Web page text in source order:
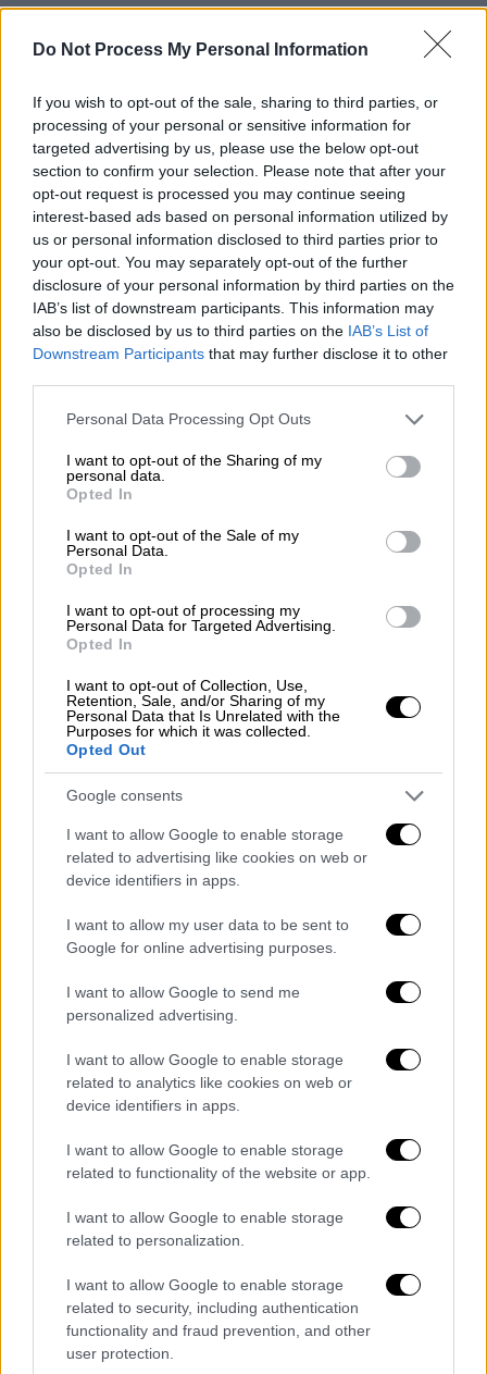
Do Not Process My Personal Information
If you wish to opt-out of the sale, sharing to third parties, or
processing of your personal or sensitive information for
targeted advertising by us, please use the below opt-out
section to confirm your selection. Please note that after your
opt-out request is processed you may continue seeing
interest-based ads based on personal information utilized by
us or personal information disclosed to third parties prior to
your opt-out. You may separately opt-out of the further
disclosure of your personal information by third parties on the
IAB’s list of downstream participants. This information may
also be disclosed by us to third parties on the IAB’s List of
Downstream Participants that may further disclose it to other
Please note that this website/app uses one or more Google
not limited to your visit or usage behaviour. You may click to
grant or deny consent to Google and its third-party tags to
use your data for below specified purposes in below Google
consent section.
Personal Data Processing Opt Outs
I want to opt-out of the Sharing of my
personal data.
Opted In
I want to opt-out of the Sale of my
Personal Data.
Opted In
I want to opt-out of processing my
Personal Data for Targeted Advertising.
Opted In
I want to opt-out of Collection, Use,
Retention, Sale, and/or Sharing of my
Personal Data that Is Unrelated with the
Purposes for which it was collected.
Opted Out
Google consents
I want to allow Google to enable storage
related to advertising like cookies on web or
device identifiers in apps.
I want to allow my user data to be sent to
Google for online advertising purposes.
I want to allow Google to send me
personalized advertising.
I want to allow Google to enable storage
related to analytics like cookies on web or
device identifiers in apps.
I want to allow Google to enable storage
related to functionality of the website or app.
I want to allow Google to enable storage
related to personalization.
I want to allow Google to enable storage
related to security, including authentication
functionality and fraud prevention, and other
user protection.
ΑΝΑΤΟΛΙΚΗ ΣΤΕΡΕΑ, ΕΥΒΟΙΑ, ΑΝΑΤΟΛΙΚΗ
ΠΕΛΟΠΟΝΝΗΣΟΣ
Καιρός: Νεφώσεις με τοπικές
βροχές.Ασθενείς χιονοπτώσεις θα
σημειωθούν στα ορεινά της ανατολικής
Στερεάς.
Άνεμοι: Ανατολικοί βορειοανατολικοί 3
με 4 μποφόρ.
Θερμοκρασία: Από 07 έως 15 βαθμούς
Κελσίου.
ΚΥΚΛΑΔΕΣ, ΚΡΗΤΗ
Καιρός: Λίγες νεφώσεις κατά
διαστήματα αυξημένες με τοπικές
βροχές.
Άνεμοι: Από βόρειες διευθύνσεις 3 με 4
μποφόρ.
Θερμοκρασία: Από 10 έως 17 με 18
βαθμούς Κελσίου.
ΝΗΣΙΑ ΑΝΑΤΟΛΙΚΟΥ ΑΙΓΑΙΟΥ - ΔΩΔΕΚΑΝΗΣΑ
Καιρός: Αυξημένες νεφώσεις με τοπικές
βροχές και πιθανόν στα Δωδεκάνησα
μεμονωμένες καταιγίδες και βελτίωση
από το μεσημέρι.
Ανεμοι: Από βόρειες διευθύνσεις 4 με 5
μποφόρ και πρόσκαιρα μέχριτο μεσημέρι
στα Δωδεκάνησα νοτιοανατολικοί
ασθενείς.
Θερμοκρασία: Στα Δωδεκάνησα από 12
έως 18 βαθμούς και στα νησιά του
Ανατολικού Αιγαίου από 08 έως 15
ΘΕΣΣΑΛΙΑ
Καιρός: Αυξημένες νεφώσεις με τοπικές
βροχές.Ασθενείς χιονοπτώσεις θα
σημειωθούν στα ορεινά.
Άνεμοι: Ανατολικοί βορειοανατολικοί 3
με 4 μποφόρ.
Κελσίου.
ΑΤΤΙΚΗ
Καιρός: Αυξημένες νεφώσεις με τοπικές
βροχές.